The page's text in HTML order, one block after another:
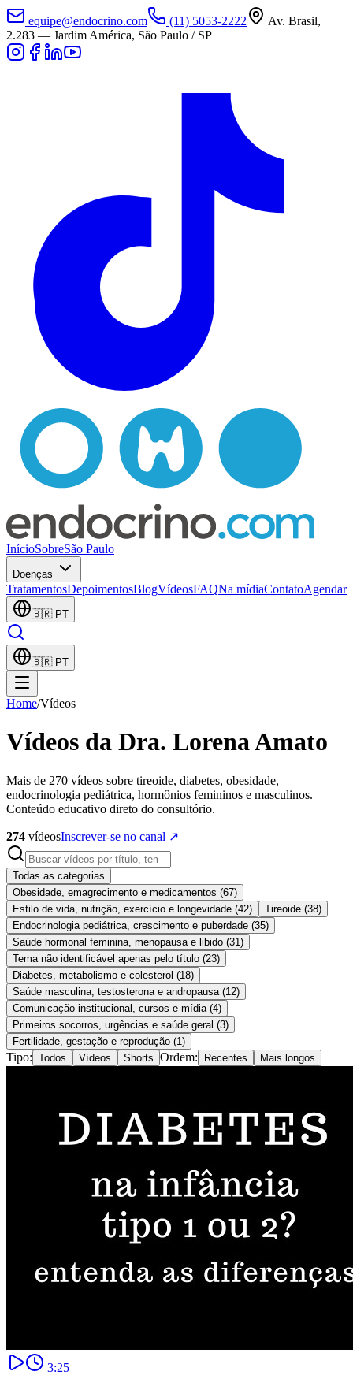
equipe@endocrino.com (11) 5053-2222
Av. Brasil,
2.283 — Jardim América, São Paulo / SP
InícioSobreSão Paulo
Doenças
TratamentosDepoimentosBlogVídeosFAQNa mídiaContatoAgendar
🇧🇷 PT
🇧🇷 PT
Home/Vídeos
Vídeos da Dra. Lorena Amato
Mais de 270 vídeos sobre tireoide, diabetes, obesidade,
endocrinologia pediátrica, hormônios femininos e masculinos.
Conteúdo educativo direto do consultório.
274 vídeosInscrever-se no canal ↗
Todas as categorias
Obesidade, emagrecimento e medicamentos (67)
Estilo de vida, nutrição, exercício e longevidade (42) Tireoide (38)
Endocrinologia pediátrica, crescimento e puberdade (35)
Saúde hormonal feminina, menopausa e libido (31 )
Tema não identificável apenas pelo título (23)
Diabetes, metabolismo e colesterol (18)
Saúde masculina, testosterona e andropausa (12)
Comunicação institucional, cursos e mídia (4)
Primeiros socorros, urgências e saúde geral (3)
Fertilidade, gestação e reprodução (1 )
Tipo: Todos Vídeos Shorts Ordem: Recentes Mais longos
3:25